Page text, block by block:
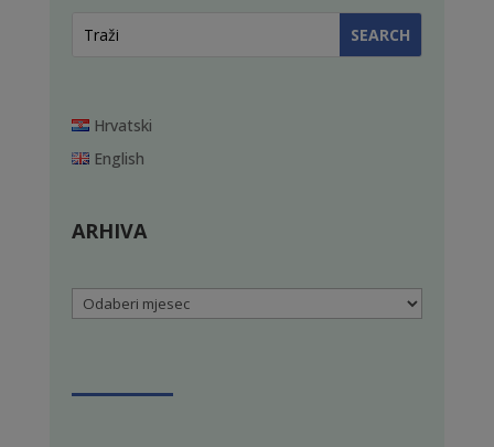
Hrvatski
English
ARHIVA
Arhiva